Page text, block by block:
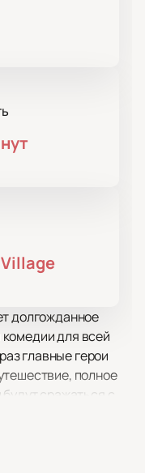
долгожданное
для всей
главные герои
полное
сражаться с
непреодолимые